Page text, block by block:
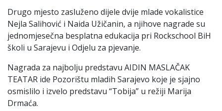
Drugo mjesto zasluženo dijele dvije mlade vokalistice
Nejla Salihović i Naida Užičanin, a njihove nagrade su
jednomjesečna besplatna edukacija pri Rockschool BiH
školi u Sarajevu i Odjelu za pjevanje.
Nagrada za najbolju predstavu AIDIN MASLAČAK
TEATAR ide Pozorištu mladih Sarajevo koje je sjajno
osmislilo i izvelo predstavu “Tobija” u režiji Marija
Drmaća.